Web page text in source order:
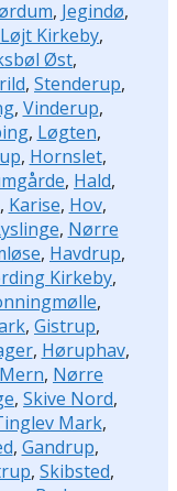
, Jegindø,
Løjt Kirkeby,
Øst,
, Stenderup,
, Vinderup,
, Løgten,
, Hornslet,
, Hald,
, Karise, Hov,
, Nørre
, Havdrup,
Kirkeby,
,
, Gistrup,
, Høruphav,
Mern, Nørre
, Skive Nord,
Mark,
, Gandrup,
, Skibsted,